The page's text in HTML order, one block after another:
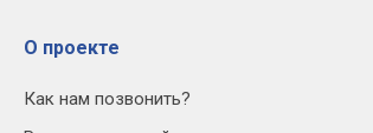
О проекте
Как нам позвонить?